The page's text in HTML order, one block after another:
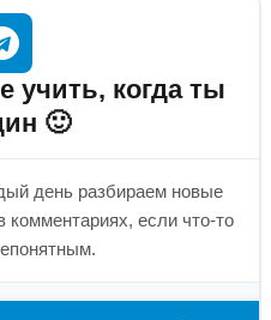
учить, когда ты
🙂
день разбираем новые
если что-то